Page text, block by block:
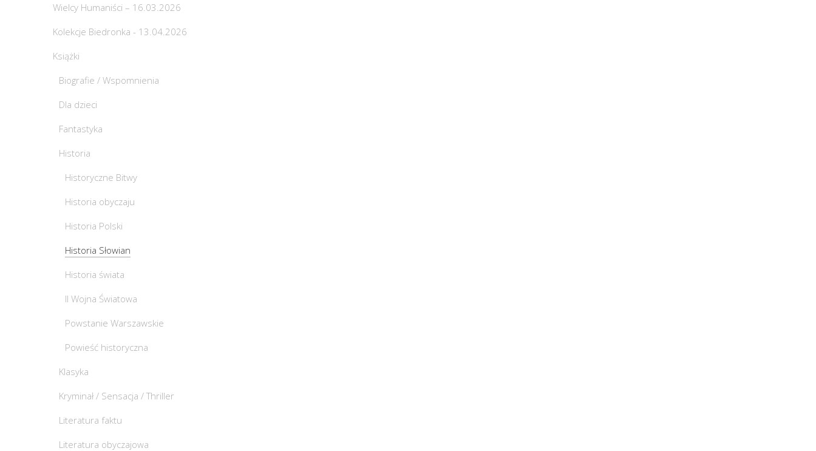
Wielcy Humaniści – 16.03.2026
Kolekcje Biedronka - 13.04.2026
Książki
Biografie / Wspomnienia
Dla dzieci
Fantastyka
Historia
Historyczne Bitwy
Historia obyczaju
Historia Polski
Historia Słowian
Historia świata
II Wojna Światowa
Powstanie Warszawskie
Powieść historyczna
Klasyka
Kryminał / Sensacja / Thriller
Literatura faktu
Literatura obyczajowa